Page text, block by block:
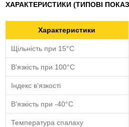
ХАРАКТЕРИСТИКИ (ТИПОВІ
Характеристики
Щільність при 15°С
В'язкість при 100°C
Індекс в'язкості
В'язкість при -40°C
Температура спалаху